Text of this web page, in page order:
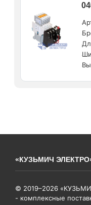
«КУЗЬМИЧ
© 2019–2026
- комплексные